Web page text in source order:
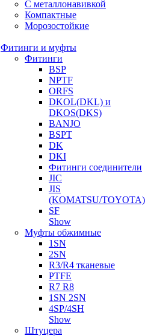
С металлонавивкой
Компактные
Морозостойкие
Фитинги и муфты
Фитинги
BSP
NPTF
ORFS
DKOL(DKL) и
DKOS(DKS)
BANJO
BSPT
DK
DKI
Фитинги соединители
JIC
JIS
(KOMATSU/TOYOTA)
SF
Show
Муфты обжимные
1SN
2SN
R3/R4 тканевые
PTFE
R7 R8
1SN 2SN
4SP/4SH
Show
Штуцера